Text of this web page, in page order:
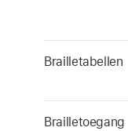
Brailletabellen
Brailletoegang